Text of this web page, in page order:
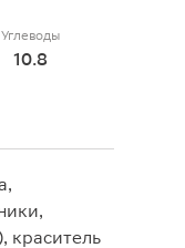
Углеводы
10.8
краситель